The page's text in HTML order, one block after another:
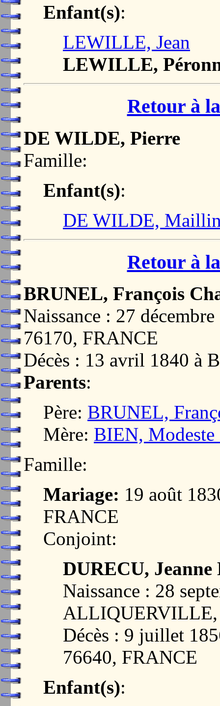
Enfant(s):
LEWILLE, Jean
LEWILLE,
Retour à
DE WILDE, Pierre
Famille:
Enfant(s):
DE WILDE,
Retour à
BRUNEL, François
Naissance : 27
76170, FRANCE
Décès : 13 avril 1840 à
Parents:
Père: BRUNEL,
Mère: BIEN, Modeste
Famille:
Mariage: 19 août
FRANCE
Conjoint:
DURECU, Jeanne
Naissance : 28
Décès : 9 juillet
76640, FRANCE
Enfant(s):